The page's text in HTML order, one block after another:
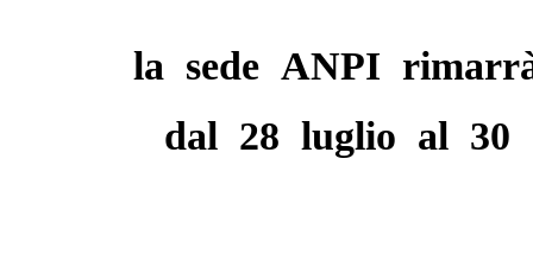
la sede ANPI
dal 28 luglio al 30